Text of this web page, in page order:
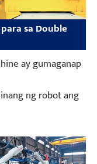
sa Double
ay gumaganap
ng robot ang